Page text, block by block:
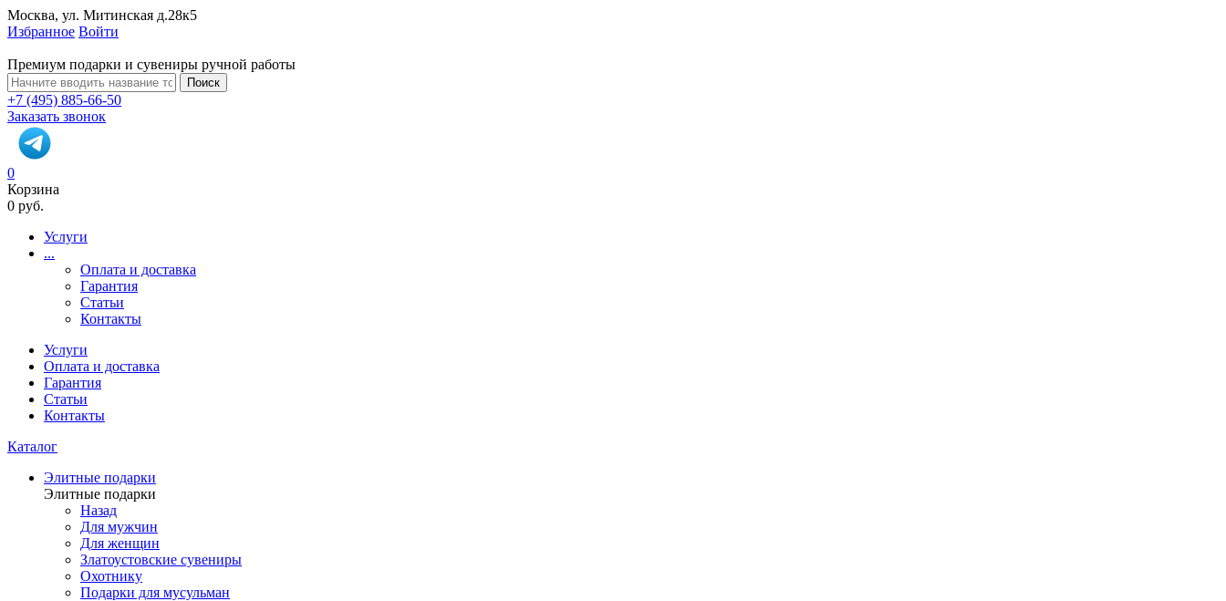
Москва, ул. Митинская д.28к5
Избранное Войти
Премиум подарки и сувениры ручной работы
Поиск
+7 (495) 885-66-50
Заказать звонок
0
Корзина
0 руб.
Услуги
...
Оплата и доставка
Гарантия
Статьи
Контакты
Услуги
Оплата и доставка
Гарантия
Статьи
Контакты
Каталог
Элитные подарки
Элитные подарки
Назад
Для мужчин
Для женщин
Златоустовские сувениры
Охотнику
Подарки для мусульман